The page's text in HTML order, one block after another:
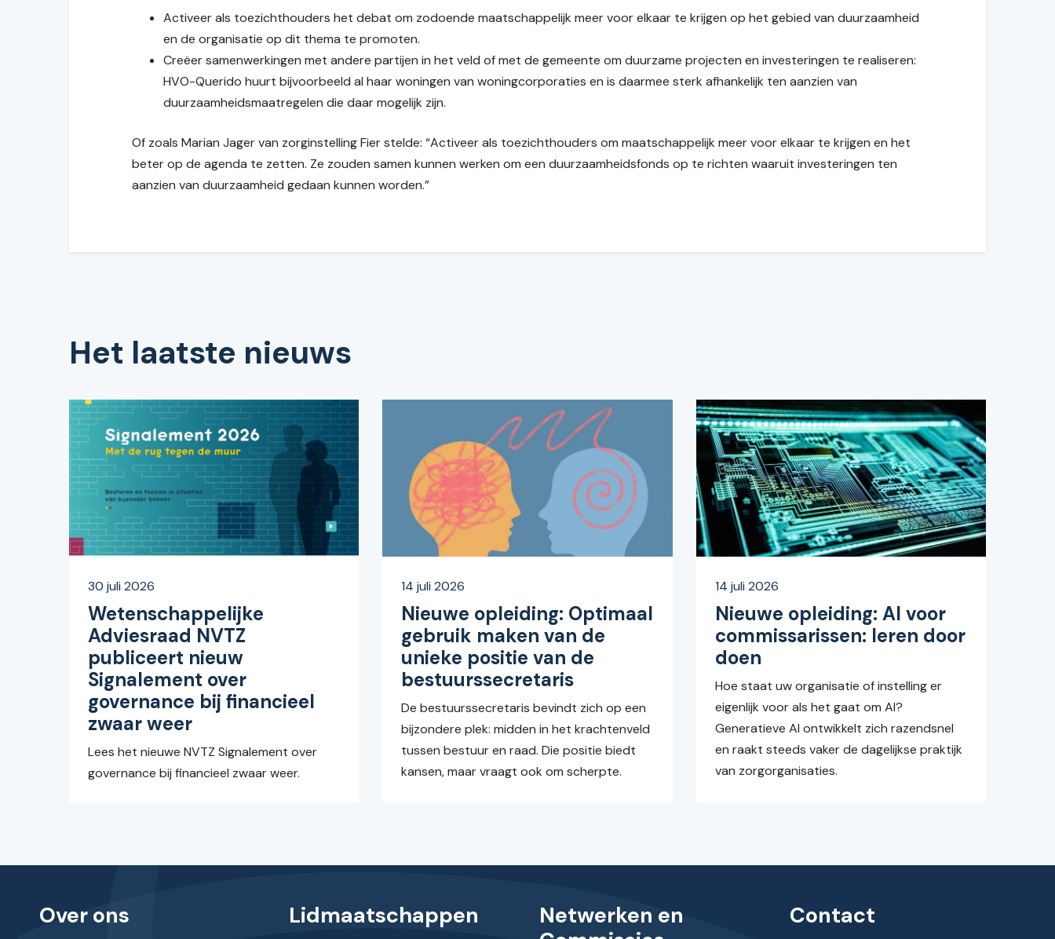
Activeer als toezichthouders het debat om zodoende maatschappelijk meer voor elkaar te krijgen op het gebied van duurzaamheid
en de organisatie op dit thema te promoten.
Creëer samenwerkingen met andere partijen in het veld of met de gemeente om duurzame projecten en investeringen te realiseren:
HVO-Querido huurt bijvoorbeeld al haar woningen van woningcorporaties en is daarmee sterk afhankelijk ten aanzien van
duurzaamheidsmaatregelen die daar mogelijk zijn.
Of zoals Marian Jager van zorginstelling Fier stelde: “Activeer als toezichthouders om maatschappelijk meer voor elkaar te krijgen en het
beter op de agenda te zetten. Ze zouden samen kunnen werken om een duurzaamheidsfonds op te richten waaruit investeringen ten
aanzien van duurzaamheid gedaan kunnen worden.”
Het laatste nieuws
Wetenschappelijke
Adviesraad NVTZ
publiceert nieuw
Signalement over
governance bij financieel
zwaar weer
30 juli 2026
Lees het nieuwe NVTZ Signalement over
governance bij financieel zwaar weer.
Nieuwe opleiding: Optimaal
gebruik maken van de
unieke positie van de
bestuurssecretaris
14 juli 2026
De bestuurssecretaris bevindt zich op een
bijzondere plek: midden in het krachtenveld
tussen bestuur en raad. Die positie biedt
kansen, maar vraagt ook om scherpte.
Nieuwe opleiding: AI voor
commissarissen: leren door
doen
14 juli 2026
Hoe staat uw organisatie of instelling er
eigenlijk voor als het gaat om AI?
Generatieve AI ontwikkelt zich razendsnel
en raakt steeds vaker de dagelijkse praktijk
van zorgorganisaties.
Over ons Lidmaatschappen
Netwerken en
Contact